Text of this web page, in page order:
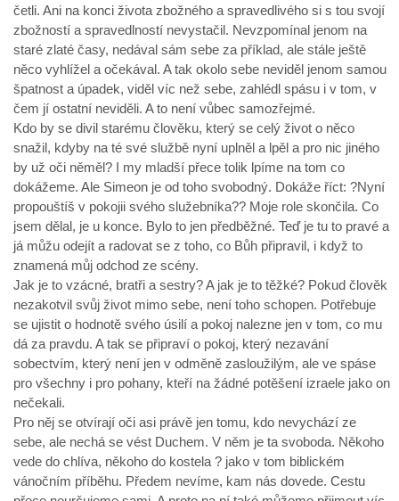
četli. Ani na konci života zbožného a spravedlivého si s tou svojí
zbožností a spravedlností nevystačil. Nevzpomínal jenom na
staré zlaté časy, nedával sám sebe za příklad, ale stále ještě
něco vyhlížel a očekával. A tak okolo sebe neviděl jenom samou
špatnost a úpadek, viděl víc než sebe, zahlédl spásu i v tom, v
čem jí ostatní neviděli. A to není vůbec samozřejmé.
Kdo by se divil starému člověku, který se celý život o něco
snažil, kdyby na té své službě nyní uplněl a lpěl a pro nic jiného
by už oči něměl? I my mladší přece tolik lpíme na tom co
dokážeme. Ale Simeon je od toho svobodný. Dokáže říct: ?Nyní
propouštíš v pokojii svého služebníka?? Moje role skončila. Co
jsem dělal, je u konce. Bylo to jen předběžné. Teď je tu to pravé a
já můžu odejít a radovat se z toho, co Bůh připravil, i když to
znamená můj odchod ze scény.
Jak je to vzácné, bratři a sestry? A jak je to těžké? Pokud člověk
nezakotvil svůj život mimo sebe, není toho schopen. Potřebuje
se ujistit o hodnotě svého úsilí a pokoj nalezne jen v tom, co mu
dá za pravdu. A tak se připraví o pokoj, který nezavání
sobectvím, který není jen v odměně zasloužilým, ale ve spáse
pro všechny i pro pohany, kteří na žádné potěšení izraele jako on
nečekali.
Pro něj se otvírají oči asi právě jen tomu, kdo nevychází ze
sebe, ale nechá se vést Duchem. V něm je ta svoboda. Někoho
vede do chlíva, někoho do kostela ? jako v tom biblickém
vánočním příběhu. Předem nevíme, kam nás dovede. Cestu